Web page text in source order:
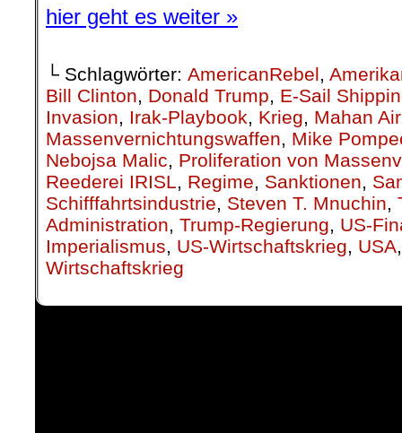
hier geht es weiter »
└ Schlagwörter: AmericanRebel,
Bill Clinton, Donald Trump, E-Sail
Invasion, Irak-Playbook, Krieg, Mahan Air
Massenvernichtungswaffen, Mike
Nebojsa Malic, Proliferation von
Reederei IRISL, Regime, Sanktionen,
Schifffahrtsindustrie, Steven T. Mnuchin,
Administration, Trump-Regierung, US-
Imperialismus, US-Wirtschaftskrieg, USA
Wirtschaftskrieg